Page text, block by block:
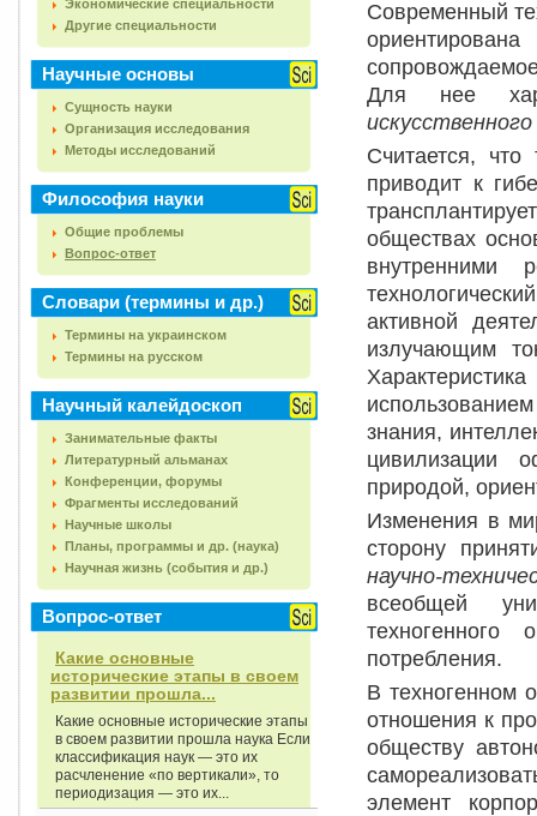
Экономические специальности
Другие специальности
Научные основы
Сущность науки
Организация исследования
Методы исследований
Философия науки
Общие проблемы
Вопрос-ответ
Словари (термины и др.)
Термины на украинском
Термины на русском
Научный калейдоскоп
Занимательные факты
Литературный альманах
Конференции, форумы
Фрагменты исследований
Научные школы
Планы, программы и др. (наука)
Научная жизнь (события и др.)
Вопрос-ответ
Какие основные
исторические этапы в своем
развитии прошла...
Какие основные исторические этапы
в своем развитии прошла наука Если
классификация наук — это их
расчленение «по вертикали», то
периодизация — это их...
Современный
Для нее
Считается, что
приводит к
обществах
внутренними
активной
излучающим
знания,
цивилизации
природой,
Изменения в
сторону
научно-
всеобщей
потребления.
В техногенном
отношения к
обществу
элемент